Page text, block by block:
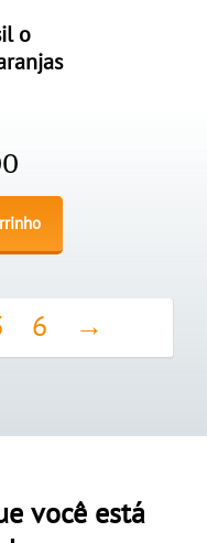
o
6 →
você está